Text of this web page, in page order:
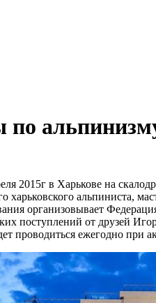
2015г в Харькове на
харьковского альпиниста,
организовывает
поступлений от друзей
проводиться ежегодно при